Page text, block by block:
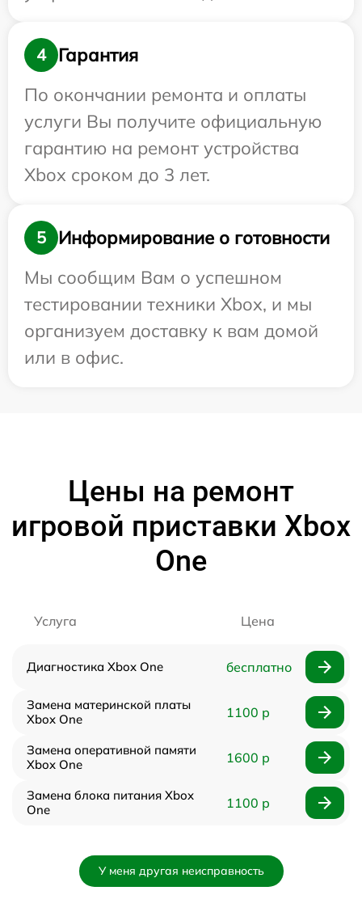
4
Гарантия
По окончании ремонта и оплаты
услуги Вы получите официальную
гарантию на ремонт устройства
Xbox сроком до 3 лет.
5
Информирование о готовности
Мы сообщим Вам о успешном
тестировании техники Xbox, и мы
организуем доставку к вам домой
или в офис.
Цены на ремонт
игровой приставки Xbox
One
Услуга Цена
Диагностика Xbox One бесплатно
Замена материнской платы
Xbox One
1100 р
Замена оперативной памяти
Xbox One
1600 р
Замена блока питания Xbox
One
1100 р
У меня другая неисправность